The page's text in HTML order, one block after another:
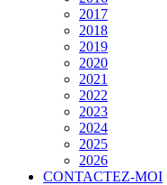
2017
2018
2019
2020
2021
2022
2023
2024
2025
2026
CONTACTEZ-MOI